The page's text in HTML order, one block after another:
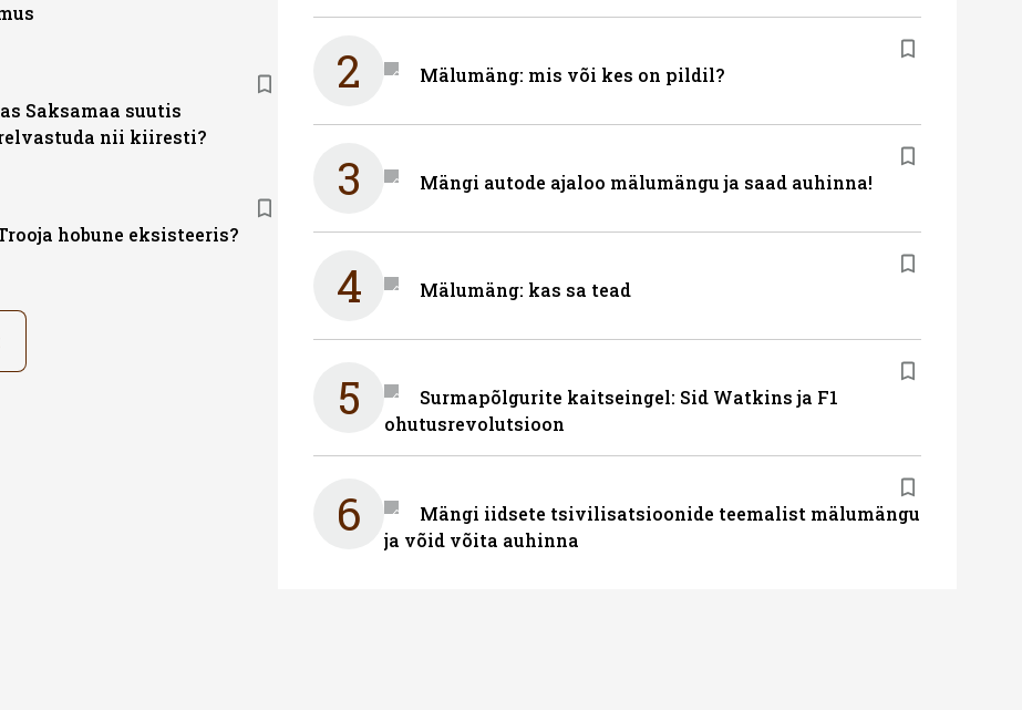
Saksamaa suutis
nii kiiresti?
hobune eksisteeris?
2 Mälumäng: mis või kes on pildil?
3 Mängi autode ajaloo mälumängu ja saad auhinna!
4 Mälumäng: kas sa tead
5
Surmapõlgurite kaitseingel: Sid Watkins ja F1
ohutusrevolutsioon
6
Mängi iidsete tsivilisatsioonide teemalist mälumängu
ja võid võita auhinna